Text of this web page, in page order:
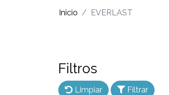
Inicio EVERLAST
Filtros
Limpiar Filtrar